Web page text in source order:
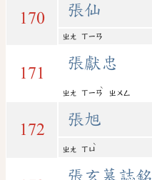
170 張仙
ㄓㄤ ㄒㄧㄢ
171
張獻忠
ㄓㄤ ㄒㄧㄢ
ˋ
ㄓㄨㄥ
172
張旭
ㄓㄤ ㄒㄩ
ˋ
張玄墓誌銘